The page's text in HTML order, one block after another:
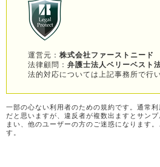
どのリスクに対して、合理的かつ厳正な安
下の事由など弊社の責に帰すべからざる事
失、破壊、改ざん、漏洩などに関しては、
で、ご注意ください。
・誰でもアクセスできる形態でインターネ
・弊社以外のウェブサイトにおいて個人情報
にあるパスワードの使用を
原因として個人情報が漏れた場合
・各種フォームにご登録者様が入力されたE
運営元： 株式会社ファーストニード
法律顧問： 弁護士法人ベリーベスト
法的対応については上記事務所で行い
一部の心ない利用者のための規約です。通常
だと思いますが、違反者が複数出ますとサン
まい、他のユーザーの方のご迷惑になります
す。